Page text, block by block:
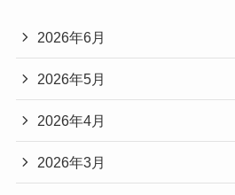
2026年6月
2026年5月
2026年4月
2026年3月